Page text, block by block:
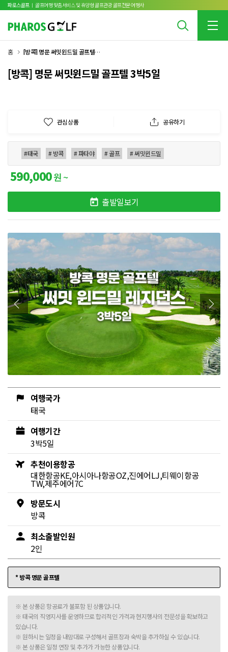
파로스골프 ㅣ 골프여행 맞춤서비스 및 휴양형 골프관광 골프전문 여행사
홈 [방콕] 명문 써밋윈드밀 골프텔 3박5일
[방콕] 명문 써밋윈드밀 골프텔 3박5일
관심상품 공유하기
#태국 # 방콕 # 파타야 # 골프 # 써밋윈드밀
590,000원 ~
출발일보기
여행국가
태국
여행기간
3박5일
추천이용항공
대한항공KE,아시아나항공OZ,진에어LJ,티웨이항공
TW,제주에어7C
방문도시
방콕
최소출발인원
2인
* 방콕 명문 골프텔
※ 본 상품은 항공료가 불포함 된 상품입니다.
※ 태국의 직영지사를 운영하므로 합리적인 가격과 현지행사의 전문성을 확보하고
있습니다.
※ 원하시는 일정을 내맘대로 구성해서 골프장과 숙박을 추가하실 수 있습니다.
※ 본 상품은 일정 연장 및 추가가 가능한 상품입니다.